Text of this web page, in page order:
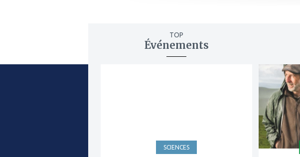
TOP
Événements
SCIENCES
mes
favoris